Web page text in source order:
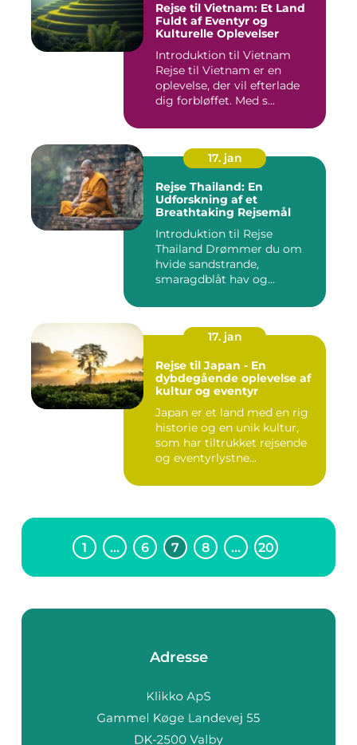
Rejse til Vietnam: Et Land
Fuldt af Eventyr og
Kulturelle Oplevelser
Introduktion til Vietnam
Rejse til Vietnam er en
oplevelse, der vil efterlade
dig forbløffet. Med s...
17. jan
Rejse Thailand: En
Udforskning af et
Breathtaking Rejsemål
Introduktion til Rejse
Thailand Drømmer du om
hvide sandstrande,
smaragdblåt hav og
17. jan
Rejse til Japan - En
dybdegående oplevelse af
kultur og eventyr
Japan er et land med en rig
historie og en unik kultur,
som har tiltrukket rejsende
og eventyrlystne...
1 … 6 7 8 … 20
Adresse